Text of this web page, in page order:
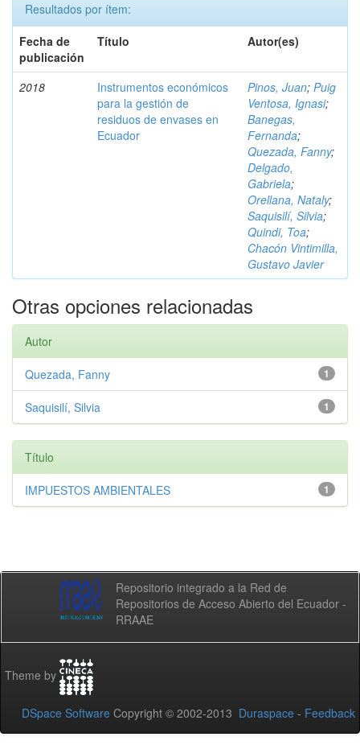
Resultados por ítem:
Fecha de
publicación
Título Autor(es)
2018
Instrumentos económicos
para la gestión de
residuos de envases en
Ecuador
Pinos, Juan; Puig
Ventosa, Ignasi;
Banegas,
Fernanda;
Quezada, Fanny;
Delgado,
Gabriela;
Orellana, Nataly;
Saquisilí, Silvia;
Quindi, Toa;
Chacón Vintimilla,
Gustavo Javier
Otras opciones relacionadas
Autor
1
Quezada, Fanny
1
Saquisilí, Silvia
Título
1
IMPUESTOS AMBIENTALES
Repositorio integrado a la Red de
Repositorios de Acceso Abierto del Ecuador -
RRAAE
Theme by
DSpace Software Copyright © 2002-2013 Duraspace - Feedback